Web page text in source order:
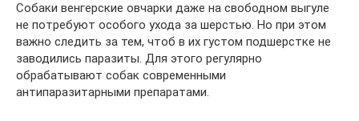
Собаки венгерские овчарки даже на свободном выгуле
не потребуют особого ухода за шерстью. Но при этом
важно следить за тем, чтоб в их густом подшерстке не
заводились паразиты. Для этого регулярно
обрабатывают собак современными
антипаразитарными препаратами.